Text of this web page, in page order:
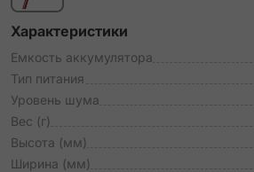
Характеристики
Емкость аккумулятора
Тип питания
Уровень шума
Вес (г)
Высота (мм)
Ширина (мм)